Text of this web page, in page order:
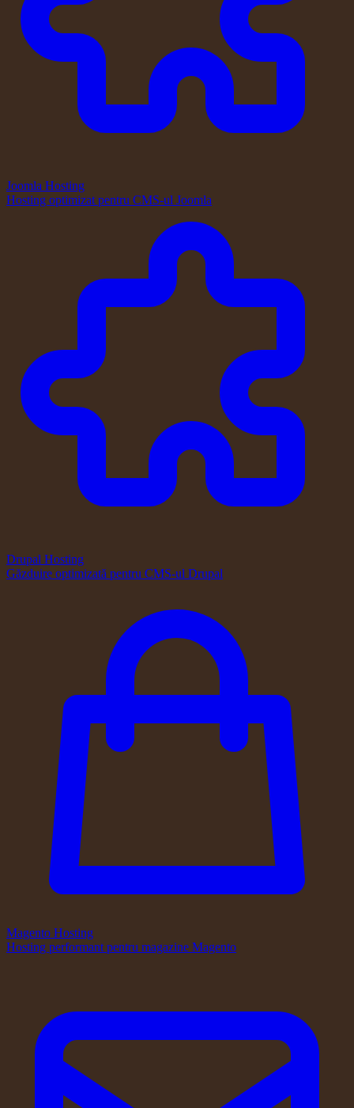
Joomla Hosting
Hosting optimizat pentru CMS-ul Joomla
Drupal Hosting
Găzduire optimizată pentru CMS-ul Drupal
Magento Hosting
Hosting performant pentru magazine Magento